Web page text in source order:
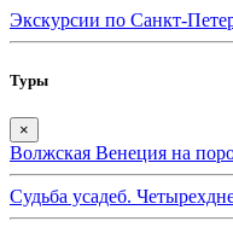
Экскурсии по Санкт-
Туры
×
Волжская Венеция на
Судьба усадеб.